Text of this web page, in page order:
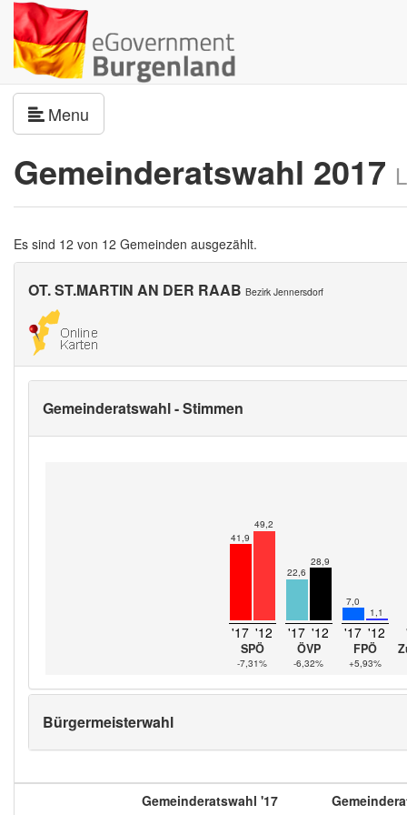
Menu
Gemeinderatswahl 2017
Es sind 12 von 12 Gemeinden ausgezählt.
OT. ST.MARTIN AN DER RAAB Bezirk Jennersdorf
Gemeinderatswahl - Stimmen
41,9
49,2
'17 '12
SPÖ
-7,31%
22,6
28,9
'17 '12
ÖVP
-6,32%
7,0
1,1
'17 '12
FPÖ
+5,93%
Bürgermeisterwahl
Gemeinderatswahl '17